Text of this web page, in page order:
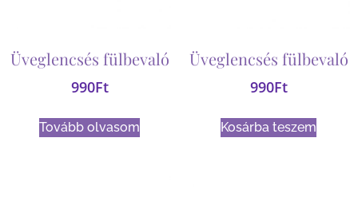
Üveglencsés fülbevaló
990Ft
Tovább olvasom
Üveglencsés fülbevaló
990Ft
Kosárba teszem